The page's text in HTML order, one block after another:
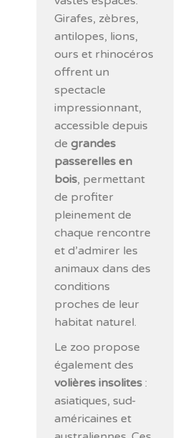
Girafes, zèbres,
antilopes, lions,
ours et rhinocéros
offrent un
spectacle
impressionnant,
accessible depuis
degrandes
passerelles en
bois, permettant
de profiter
pleinement de
chaque rencontre
et d’admirer les
animaux dans des
conditions
proches de leur
habitat naturel.
Le zoo propose
également des
volières insolites :
asiatiques, sud-
américaines et